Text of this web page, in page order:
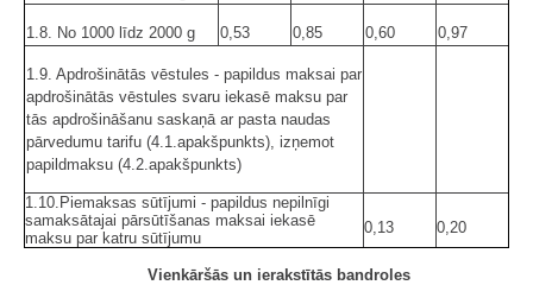
1.8. No 1000 līdz 2000 g 0,53 0,85 0,60 0,97
1.9. Apdrošinātās vēstules - papildus maksai par
apdrošinātās vēstules svaru iekasē maksu par
tās apdrošināšanu saskaņā ar pasta naudas
pārvedumu tarifu (4.1.apakšpunkts), izņemot
papildmaksu (4.2.apakšpunkts)
1.10.Piemaksas sūtījumi - papildus nepilnīgi
samaksātajai pārsūtīšanas maksai iekasē
maksu par katru sūtījumu
0,13 0,20
Vienkāršās un ierakstītās bandroles